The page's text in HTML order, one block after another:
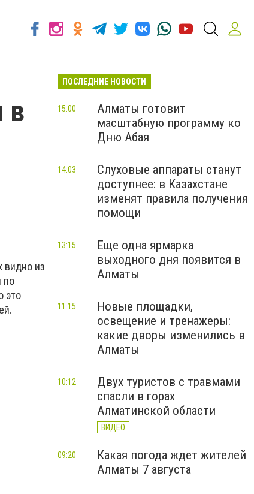
в
видно из
по
это
ПОСЛЕДНИЕ НОВОСТИ
Алматы готовит
масштабную программу ко
Дню Абая
15:00
Слуховые аппараты станут
доступнее: в Казахстане
изменят правила получения
помощи
14:03
Еще одна ярмарка
выходного дня появится в
Алматы
13:15
Новые площадки,
освещение и тренажеры:
какие дворы изменились в
Алматы
11:15
Двух туристов с травмами
спасли в горах
Алматинской области
ВИДЕО
10:12
Какая погода ждет жителей
Алматы 7 августа
09:20